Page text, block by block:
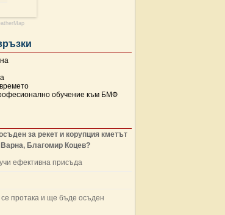
обучение към БМФ
за рекет и корупция кметът
Благомир Коцев?
ефективна присъда
протака и ще бъде осъден